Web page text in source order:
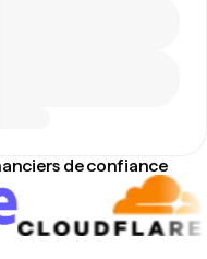
de confiance